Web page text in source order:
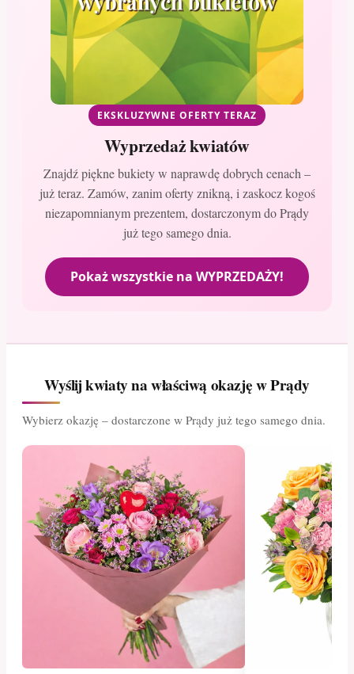
EKSKLUZYWNE OFERTY TERAZ
Wyprzedaż kwiatów
Znajdź piękne bukiety w naprawdę dobrych cenach –
już teraz. Zamów, zanim oferty znikną, i zaskocz kogoś
niezapomnianym prezentem, dostarczonym do Prądy
już tego samego dnia.
Pokaż wszystkie na WYPRZEDAŻY!
Wyślij kwiaty na właściwą okazję w Prądy
Wybierz okazję – dostarczone w Prądy już tego samego dnia.